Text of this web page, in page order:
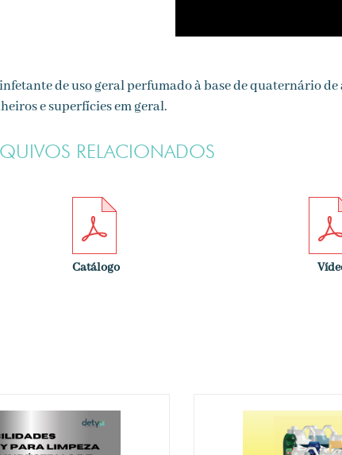
de uso geral perfumado à base de quaternário de
e superfícies em geral.
RELACIONADOS
Catálogo